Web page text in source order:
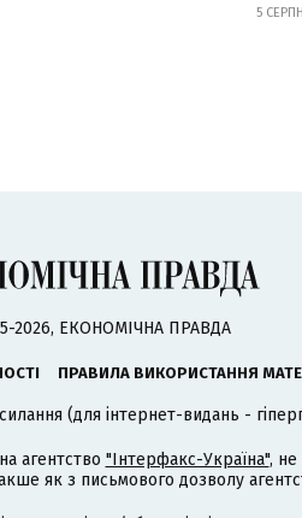
5
2026, ЕКОНОМІЧНА ПРАВДА
ПРАВИЛА ВИКОРИСТАННЯ
(для інтернет-видань -
агентство "Інтерфакс-Україна", не
як з письмового дозволу